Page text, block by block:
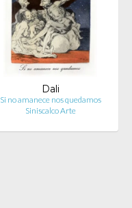
Dali
Si no amanece nos quedamos
Siniscalco Arte